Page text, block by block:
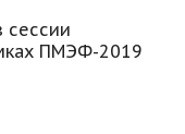
сессии
ПМЭФ-2019